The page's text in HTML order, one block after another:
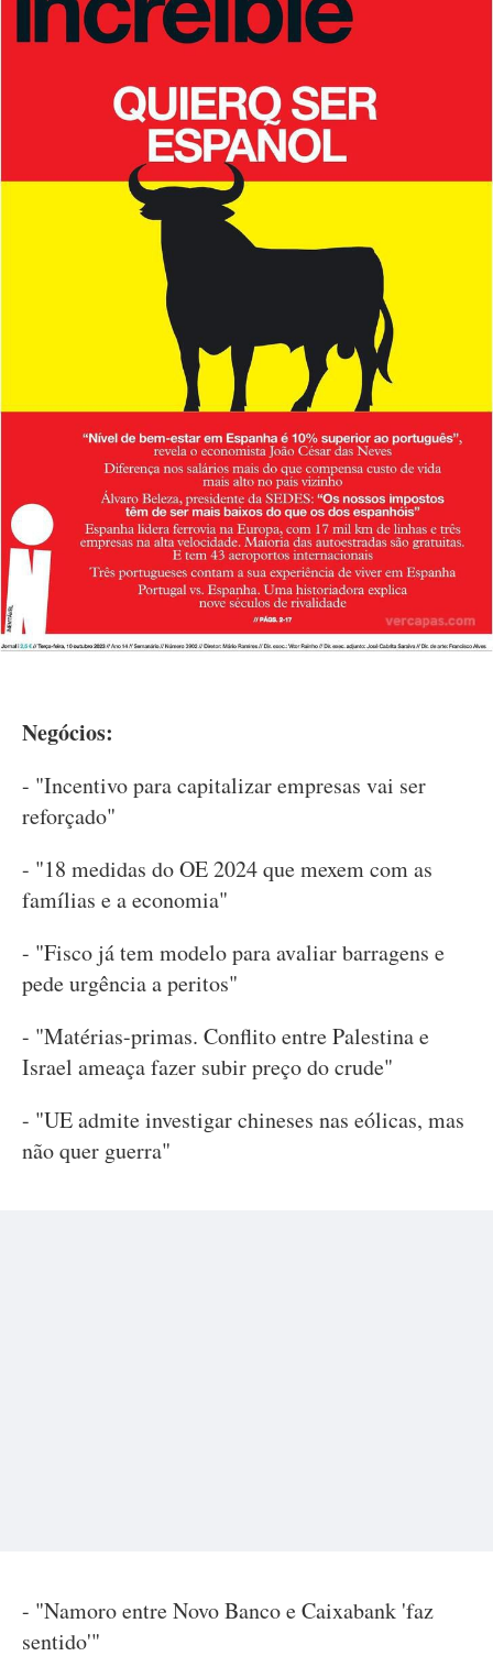
Negócios:
- "Incentivo para capitalizar empresas vai ser
reforçado"
- "18 medidas do OE 2024 que mexem com as
famílias e a economia"
- "Fisco já tem modelo para avaliar barragens e
pede urgência a peritos"
- "Matérias-primas. Conflito entre Palestina e
Israel ameaça fazer subir preço do crude"
- "UE admite investigar chineses nas eólicas, mas
não quer guerra"
- "Namoro entre Novo Banco e Caixabank 'faz
sentido'"